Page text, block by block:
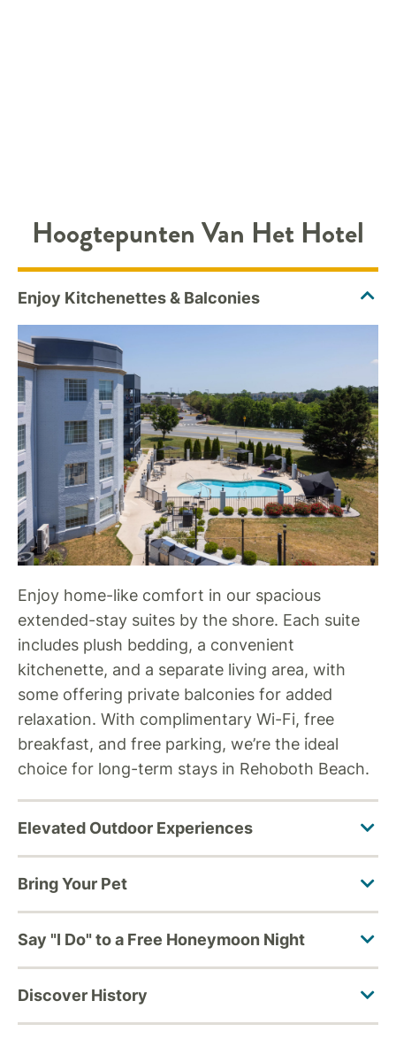
Hoogtepunten Van Het Hotel
Enjoy home-like comfort in our spacious
extended-stay suites by the shore. Each suite
includes plush bedding, a convenient
kitchenette, and a separate living area, with
some offering private balconies for added
relaxation. With complimentary Wi-Fi, free
breakfast, and free parking, we’re the ideal
choice for long-term stays in Rehoboth Beach.